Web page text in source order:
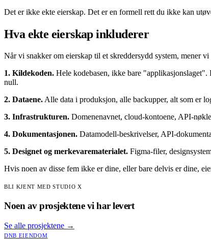
Det er ikke ekte eierskap. Det er en formell rett du ikke kan
Hva ekte eierskap inkluderer
Når vi snakker om eierskap til et skreddersydd system, mener
1. Kildekoden. Hele kodebasen, ikke bare
null.
2. Dataene. Alle data i produksjon, alle backupper, alt som er
3. Infrastrukturen. Domenenavnet, cloud-kontoene, API-
4. Dokumentasjonen. Datamodell-beskrivelser, API-
5. Designet og merkevarematerialet. Figma-filer,
Hvis noen av disse fem ikke er dine, eller bare delvis er dine,
BLI KJENT MED STUDIO X
Noen av prosjektene vi har levert
Se alle prosjektene →
DNB EIENDOM